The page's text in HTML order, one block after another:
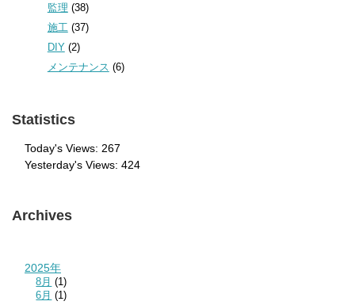
監理 (38)
施工 (37)
DIY(2)
メンテナンス (6)
Statistics
Today's Views: 267
Yesterday's Views: 424
Archives
2025年
8月 (1)
6月 (1)